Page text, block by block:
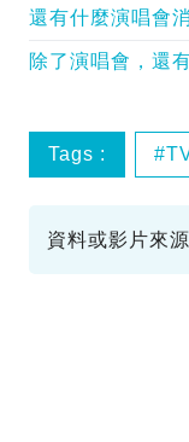
還有什麼演唱會
除了演唱會，還
Tags :
資料或影片來源